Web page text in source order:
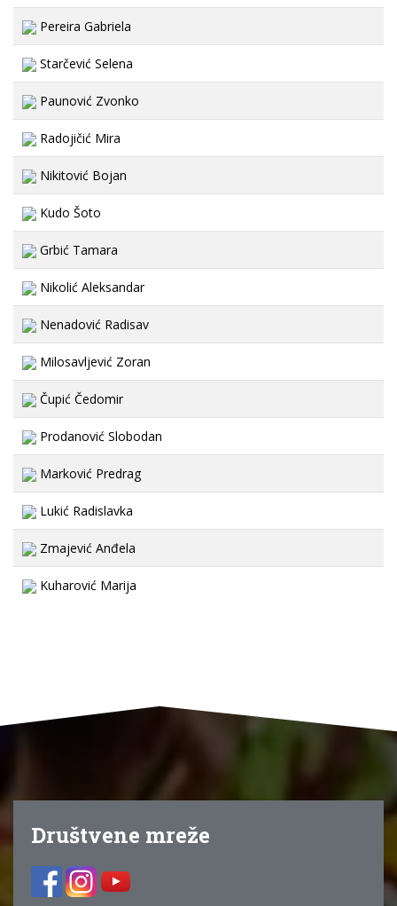
Pereira Gabriela
Starčević Selena
Paunović Zvonko
Radojičić Mira
Nikitović Bojan
Kudo Šoto
Grbić Tamara
Nikolić Aleksandar
Nenadović Radisav
Milosavljević Zoran
Čupić Čedomir
Prodanović Slobodan
Marković Predrag
Lukić Radislavka
Zmajević Anđela
Kuharović Marija
Društvene mreže